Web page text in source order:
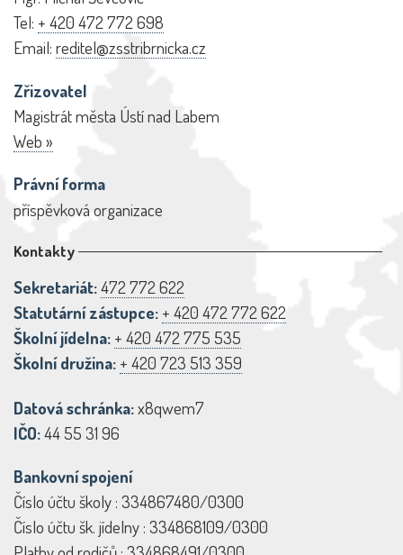
Tel: + 420 472 772 698
Email: reditel@zsstribrnicka.cz
Zřizovatel
Magistrát města Ústí nad Labem
Web »
Právní forma
příspěvková organizace
Kontakty
Sekretariát:472 772 622
Statutární zástupce: + 420 472 772 622
Školní jídelna: + 420 472 775 535
Školní družina: + 420 723 513 359
Datová schránka:x8qwem7
IČO:44 55 31 96
Bankovní spojení
Číslo účtu školy : 334867480/0300
Číslo účtu šk. jídelny : 334868109/0300